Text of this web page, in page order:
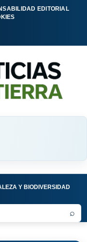
EDITORIAL
Y BIODIVERSIDAD
⌕